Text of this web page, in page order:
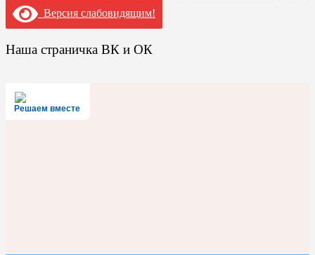
Версия слабовидящим!
Наша страничка ВК и ОК
Решаем вместе